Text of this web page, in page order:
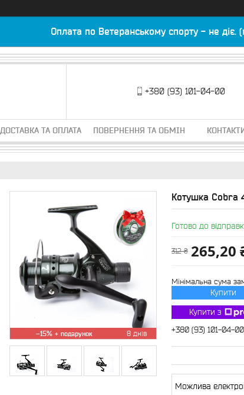
Оплата по Ветеранському спорту - не діє.
+380 (93) 101-04-00
ДОСТАВКА ТА ОПЛАТА ПОВЕРНЕННЯ ТА ОБМІН
–15% 8 днів
Котушка Cobra
Готово до
312 ₴ 265,20
Мінімальна сума
Купити
Купити з
+380 (93) 101-04-00